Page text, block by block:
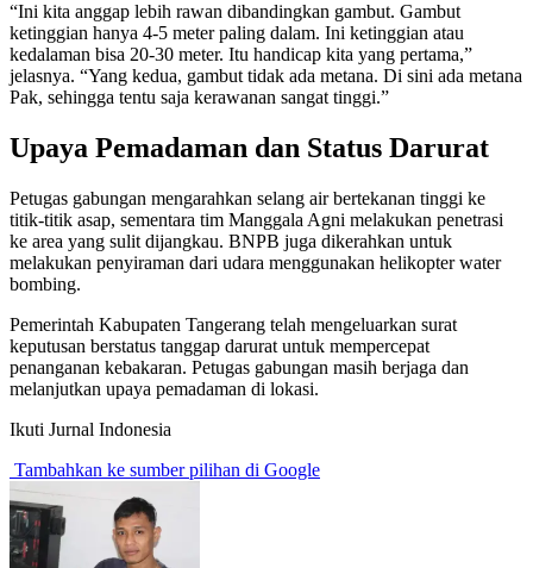
“Ini kita anggap lebih rawan dibandingkan gambut. Gambut
ketinggian hanya 4-5 meter paling dalam. Ini ketinggian atau
kedalaman bisa 20-30 meter. Itu handicap kita yang pertama,”
jelasnya. “Yang kedua, gambut tidak ada metana. Di sini ada metana
Pak, sehingga tentu saja kerawanan sangat tinggi.”
Upaya Pemadaman dan Status Darurat
Petugas gabungan mengarahkan selang air bertekanan tinggi ke
titik-titik asap, sementara tim Manggala Agni melakukan penetrasi
ke area yang sulit dijangkau. BNPB juga dikerahkan untuk
melakukan penyiraman dari udara menggunakan helikopter water
bombing.
Pemerintah Kabupaten Tangerang telah mengeluarkan surat
keputusan berstatus tanggap darurat untuk mempercepat
penanganan kebakaran. Petugas gabungan masih berjaga dan
melanjutkan upaya pemadaman di lokasi.
Ikuti Jurnal Indonesia
Tambahkan ke sumber pilihan di Google